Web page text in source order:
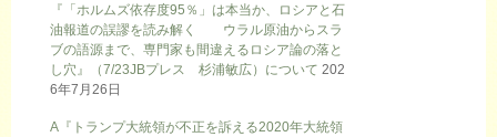
『「ホルムズ依存度95％」は本当か、ロシアと石
油報道の誤謬を読み解く ウラル原油からスラ
ブの語源まで、専門家も間違えるロシア論の落と
し穴』（7/23JBプレス 杉浦敏広）について 202
6年7月26日
A『トランプ大統領が不正を訴える2020年大統領